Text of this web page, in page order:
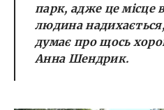
парк, адже це місце
людина
думає про щось
Анна Шендрик.